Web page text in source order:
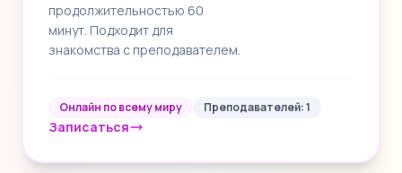
продолжительностью 60
минут. Подходит для
знакомства с преподавателем.
Онлайн по всему миру Преподавателей: 1
Записаться